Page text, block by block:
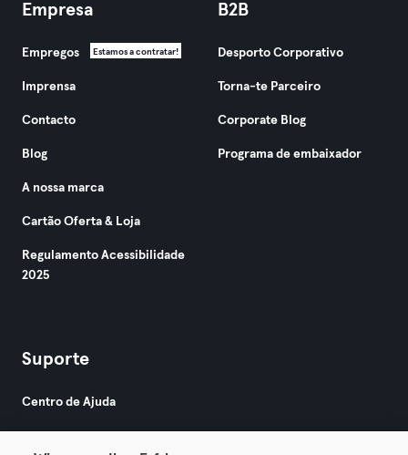
Empresa
Empregos Estamos a contratar!
Imprensa
Contacto
Blog
A nossa marca
Cartão Oferta & Loja
Regulamento Acessibilidade
2025
B2B
Desporto Corporativo
Torna-te Parceiro
Corporate Blog
Programa de embaixador
Suporte
Centro de Ajuda